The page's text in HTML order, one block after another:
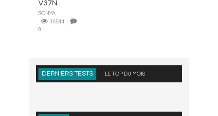
V37N
SONYA
15544
0
DERNIERS TESTS LE TOP DU MOIS